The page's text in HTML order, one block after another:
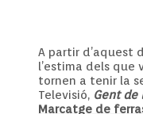
A partir d’aquest
l’estima dels que
tornen a tenir la
Televisió, Gent de
Marcatge de